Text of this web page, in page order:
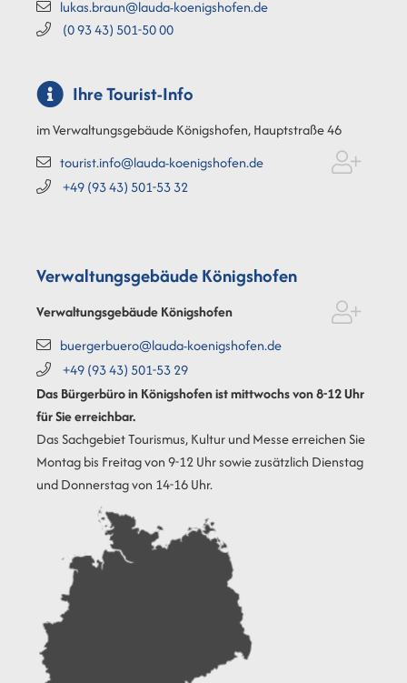
lukas.braun@lauda-koenigshofen.de
(09343) 501-5000
Ihre Tourist-Info
im Verwaltungsgebäude Königshofen, Hauptstraße 46
tourist.info@lauda-koenigshofen.de
+49 (9343) 501-5332
Verwaltungsgebäude Königshofen
Verwaltungsgebäude Königshofen
buergerbuero@lauda-koenigshofen.de
+49 (9343) 501-5329
Das Bürgerbüro in Königshofen ist mittwochs von 8-12 Uhr
für Sie erreichbar.
Das Sachgebiet Tourismus, Kultur und Messe erreichen Sie
Montag bis Freitag von 9-12 Uhr sowie zusätzlich Dienstag
und Donnerstag von 14-16 Uhr.